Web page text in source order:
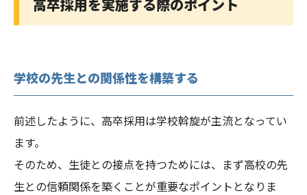
高卒採用を実施する際のポイント
学校の先生との関係性を構築する
前述したように、高卒採用は学校斡旋が主流となってい
ます。
そのため、生徒との接点を持つためには、まず高校の先
生との信頼関係を築くことが重要なポイントとなりま